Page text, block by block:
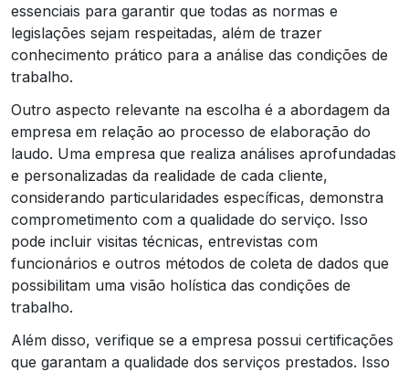
essenciais para garantir que todas as normas e
legislações sejam respeitadas, além de trazer
conhecimento prático para a análise das condições de
trabalho.
Outro aspecto relevante na escolha é a abordagem da
empresa em relação ao processo de elaboração do
laudo. Uma empresa que realiza análises aprofundadas
e personalizadas da realidade de cada cliente,
considerando particularidades específicas, demonstra
comprometimento com a qualidade do serviço. Isso
pode incluir visitas técnicas, entrevistas com
funcionários e outros métodos de coleta de dados que
possibilitam uma visão holística das condições de
trabalho.
Além disso, verifique se a empresa possui certificações
que garantam a qualidade dos serviços prestados. Isso